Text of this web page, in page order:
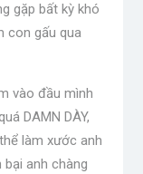
gặp bất kỳ khó
con gấu qua
vào đầu mình
DAMN DÀY,
làm xước anh
anh chàng